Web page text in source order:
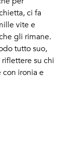
ci fa
vite e
gli rimane.
tutto suo,
su chi
con ironia e